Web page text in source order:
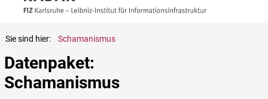
Sie sind hier: Schamanismus
Datenpaket:
Schamanismus